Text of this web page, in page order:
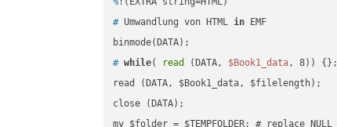
# Umwandlung von HTML in EMF
# while( read (DATA, $Book1_data, 8)) {};
read (DATA, $Book1_data, $filelength);
close (DATA);